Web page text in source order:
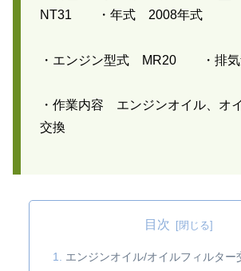
NT31 ・年式 2008年式
・エンジン型式 MR20 ・排
・作業内容 エンジンオイル、オ
交換
目次
エンジンオイル/オイルフィルター